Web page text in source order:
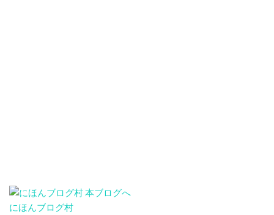
にほんブログ村